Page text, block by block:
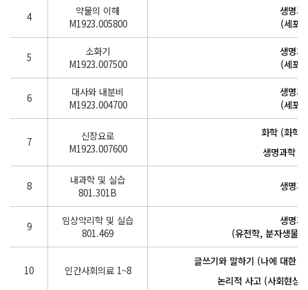
4
약물의 이해
M1923.005800
생명과
(세포
5
소화기
M1923.007500
생명과
(세포
6
대사와 내분비
M1923.004700
생명과
(세포
7
신장요로
M1923.007600
화학 (화학
생명과학 (
8
내과학 및 실습
801.301B
생명과
9
임상약리학 및 실습
801.469
생명과
(유전학, 분자생물
10 인간사회의료 1~8
글쓰기와 말하기 (나에 대한
논리적 사고 (사회현상